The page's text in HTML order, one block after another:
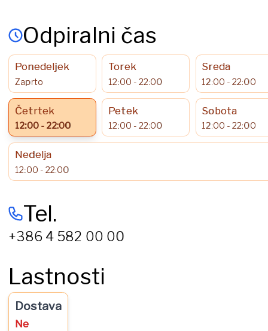
Odpiralni čas
Ponedeljek
Zaprto
Torek
12:00 - 22:00
Sreda
12:00 - 22:00
Četrtek
12:00 - 22:00
Petek
12:00 - 22:00
Sobota
12:00 - 22:00
Nedelja
12:00 - 22:00
Tel.
+386 4 582 00 00
Lastnosti
Dostava
Ne